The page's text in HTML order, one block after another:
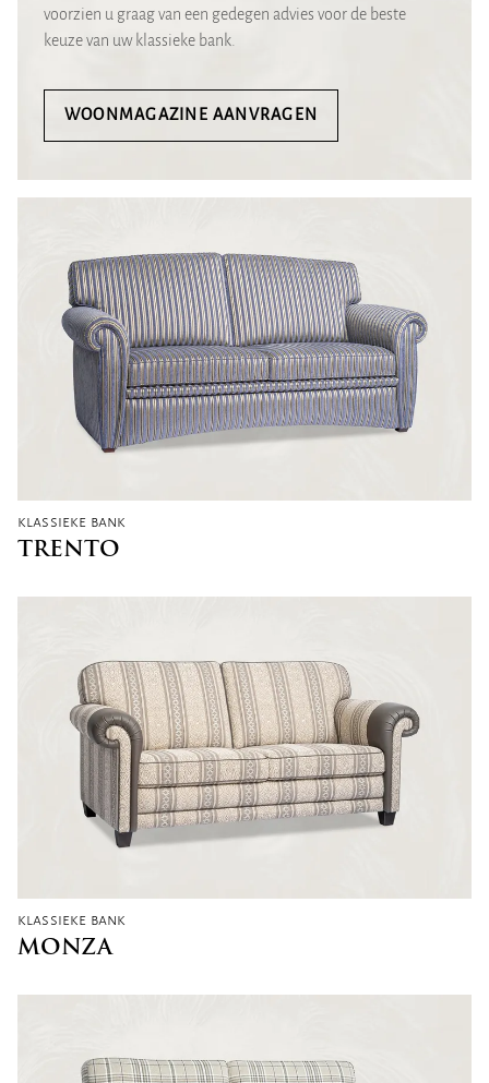
voorzien u graag van een gedegen advies voor de beste
keuze van uw klassieke bank.
WOONMAGAZINE AANVRAGEN
klassieke bank
TRENTO
klassieke bank
MONZA